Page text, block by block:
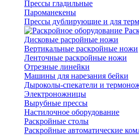
Прессы гладильные
Пароманекены
Прессы дублирующие и для
Дисковые расройные ножи
Вертикальные раскройные ножи
Ленточные раскройные ножи
Отрезные линейки
Машины для нарезания бейки
Дыроколы-спекатели и
Электроножницы
Вырубные прессы
Настилочное оборудование
Раскройные столы
Раскройные автоматические